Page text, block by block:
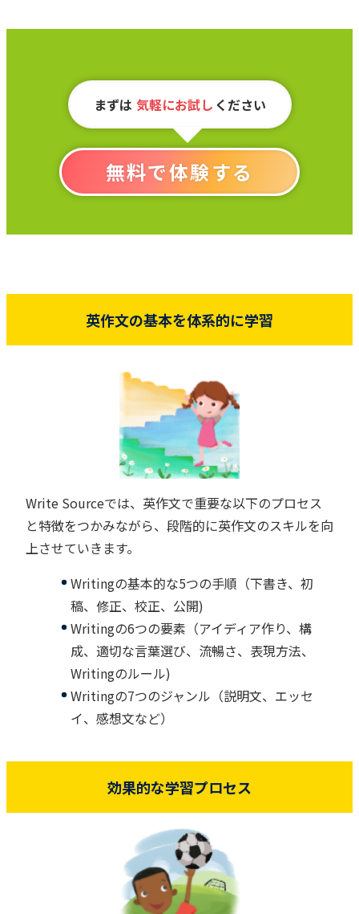
まずは 気軽にお試し ください
無料で体験する
英作文の基本を体系的に学習
Write Sourceでは、英作文で重要な以下のプロセス
と特徴をつかみながら、段階的に英作文のスキルを向
上させていきます。
Writingの基本的な5つの手順（下書き、初
稿、修正、校正、公開)
Writingの6つの要素（アイディア作り、構
成、適切な言葉選び、流暢さ、表現方法、
Writingのルール)
Writingの7つのジャンル（説明文、エッセ
イ、感想文など）
効果的な学習プロセス